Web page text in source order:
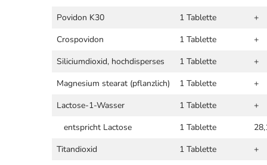
Povidon K30
1 Tablette
+
Crospovidon
1 Tablette
+
Siliciumdioxid, hochdisperses
1 Tablette
+
Magnesium stearat (pflanzlich)
1 Tablette
+
Lactose-1-Wasser
1 Tablette
+
entspricht Lactose
1 Tablette
Titandioxid
1 Tablette
+